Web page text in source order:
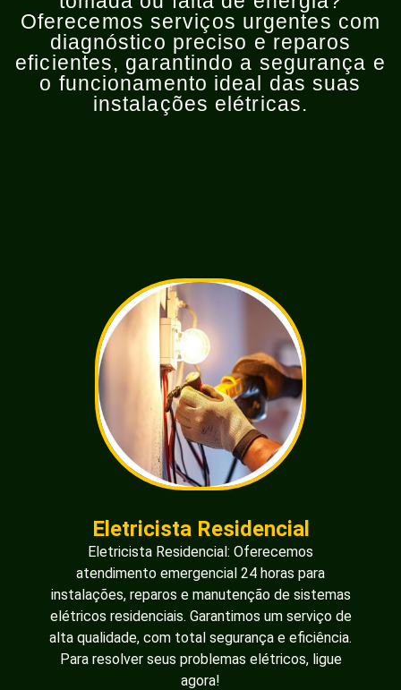
Oferecemos serviços urgentes com
diagnóstico preciso e reparos
eficientes, garantindo a segurança e
o funcionamento ideal das suas
instalações elétricas.
Eletricista Residencial
Eletricista Residencial: Oferecemos
atendimento emergencial 24 horas para
instalações, reparos e manutenção de sistemas
elétricos residenciais. Garantimos um serviço de
alta qualidade, com total segurança e eficiência.
Para resolver seus problemas elétricos, ligue
agora!